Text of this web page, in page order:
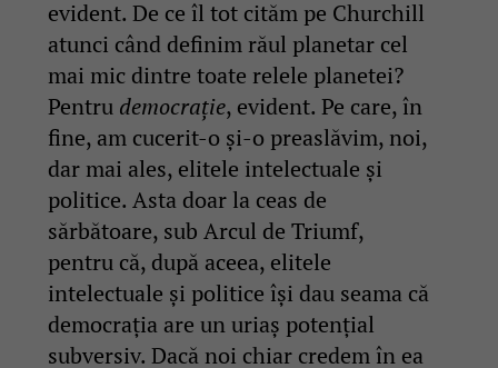
evident. De ce îl tot cităm pe Churchill
atunci când definim răul planetar cel
mai mic dintre toate relele planetei?
Pentru democrație, evident. Pe care, în
fine, am cucerit-o și-o preaslăvim, noi,
dar mai ales, elitele intelectuale și
politice. Asta doar la ceas de
sărbătoare, sub Arcul de Triumf,
pentru că, după aceea, elitele
intelectuale și politice își dau seama că
democrația are un uriaș potențial
subversiv. Dacă noi chiar credem în ea